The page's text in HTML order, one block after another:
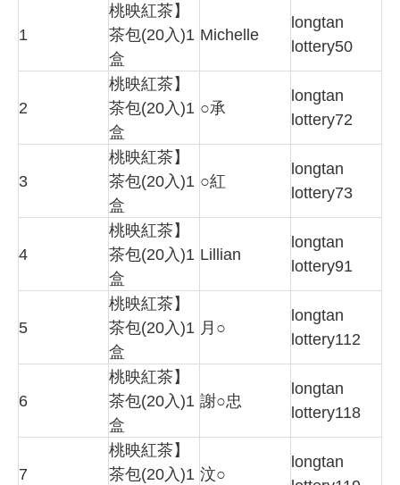
1
桃映紅茶】
茶包(20入)1
盒
Michelle
longtan
lottery50
2
桃映紅茶】
茶包(20入)1
盒
○承
longtan
lottery72
3
桃映紅茶】
茶包(20入)1
盒
○紅
longtan
lottery73
4
桃映紅茶】
茶包(20入)1
盒
Lillian
longtan
lottery91
5
桃映紅茶】
茶包(20入)1
盒
月○
longtan
lottery112
6
桃映紅茶】
茶包(20入)1
盒
謝○忠
longtan
lottery118
7
桃映紅茶】
茶包(20入)1 汶○
longtan